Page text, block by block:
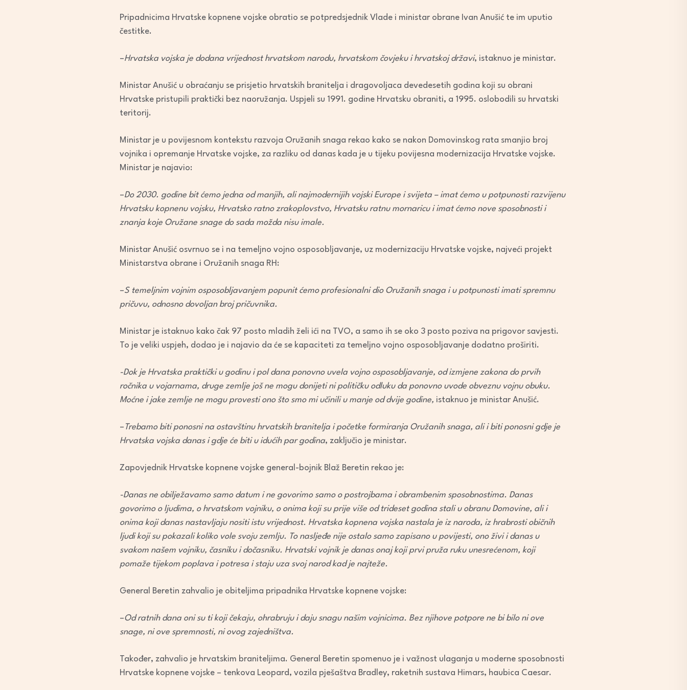
Pripadnicima Hrvatske kopnene vojske obratio se potpredsjednik Vlade i ministar obrane Ivan Anušić te im uputio
čestitke.
–Hrvatska vojska je dodana vrijednost hrvatskom narodu, hrvatskom čovjeku i hrvatskoj državi, istaknuo je ministar.
Ministar Anušić u obraćanju se prisjetio hrvatskih branitelja i dragovoljaca devedesetih godina koji su obrani
Hrvatske pristupili praktički bez naoružanja. Uspjeli su 1991. godine Hrvatsku obraniti, a 1995. oslobodili su hrvatski
teritorij.
Ministar je u povijesnom kontekstu razvoja Oružanih snaga rekao kako se nakon Domovinskog rata smanjio broj
vojnika i opremanje Hrvatske vojske, za razliku od danas kada je u tijeku povijesna modernizacija Hrvatske vojske.
Ministar je najavio:
–Do 2030. godine bit ćemo jedna od manjih, ali najmodernijih vojski Europe i svijeta – imat ćemo u potpunosti razvijenu
Hrvatsku kopnenu vojsku, Hrvatsko ratno zrakoplovstvo, Hrvatsku ratnu mornaricu i imat ćemo nove sposobnosti i
znanja koje Oružane snage do sada možda nisu imale.
Ministar Anušić osvrnuo se i na temeljno vojno osposobljavanje, uz modernizaciju Hrvatske vojske, najveći projekt
Ministarstva obrane i Oružanih snaga RH:
–S temeljnim vojnim osposobljavanjem popunit ćemo profesionalni dio Oružanih snaga i u potpunosti imati spremnu
pričuvu, odnosno dovoljan broj pričuvnika.
Ministar je istaknuo kako čak 97 posto mladih želi ići na TVO, a samo ih se oko 3 posto poziva na prigovor savjesti.
To je veliki uspjeh, dodao je i najavio da će se kapaciteti za temeljno vojno osposobljavanje dodatno proširiti.
-Dok je Hrvatska praktički u godinu i pol dana ponovno uvela vojno osposobljavanje, od izmjene zakona do prvih
ročnika u vojarnama, druge zemlje još ne mogu donijeti ni političku odluku da ponovno uvode obveznu vojnu obuku.
Moćne i jake zemlje ne mogu provesti ono što smo mi učinili u manje od dvije godine, istaknuo je ministar Anušić.
– Trebamo biti ponosni na ostavštinu hrvatskih branitelja i početke formiranja Oružanih snaga, ali i biti ponosni gdje je
Hrvatska vojska danas i gdje će biti u idućih par godina, zaključio je ministar.
Zapovjednik Hrvatske kopnene vojske general-bojnik Blaž Beretin rekao je:
-Danas ne obilježavamo samo datum i ne govorimo samo o postrojbama i obrambenim sposobnostima. Danas
govorimo o ljudima, o hrvatskom vojniku, o onima koji su prije više od trideset godina stali u obranu Domovine, ali i
onima koji danas nastavljaju nositi istu vrijednost. Hrvatska kopnena vojska nastala je iz naroda, iz hrabrosti običnih
ljudi koji su pokazali koliko vole svoju zemlju. To nasljeđe nije ostalo samo zapisano u povijesti, ono živi i danas u
svakom našem vojniku, časniku i dočasniku. Hrvatski vojnik je danas onaj koji prvi pruža ruku unesrećenom, koji
pomaže tijekom poplava i potresa i staju uza svoj narod kad je najteže.
General Beretin zahvalio je obiteljima pripadnika Hrvatske kopnene vojske:
–Od ratnih dana oni su ti koji čekaju, ohrabruju i daju snagu našim vojnicima. Bez njihove potpore ne bi bilo ni ove
snage, ni ove spremnosti, ni ovog zajedništva.
Također, zahvalio je hrvatskim braniteljima. General Beretin spomenuo je i važnost ulaganja u moderne sposobnosti
Hrvatske kopnene vojske – tenkova Leopard, vozila pješaštva Bradley, raketnih sustava Himars, haubica Caesar.